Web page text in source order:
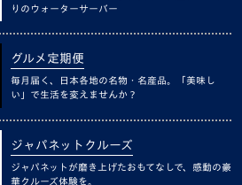
りのウォーターサーバー
グルメ定期便
毎月届く、日本各地の名物・名産品。「美味し
い」で生活を変えませんか？
ジャパネットクルーズ
ジャパネットが磨き上げたおもてなしで、感動の豪
華クルーズ体験を。